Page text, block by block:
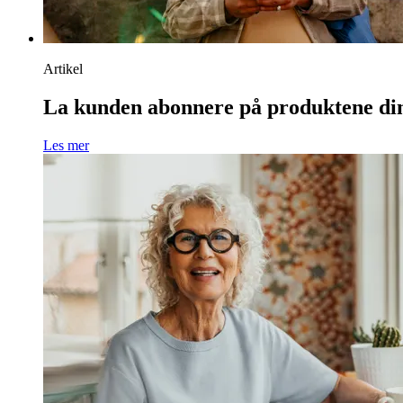
Artikel
La kunden abonnere på produktene
Les mer